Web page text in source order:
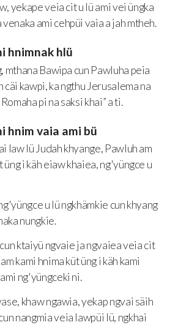
yekape veia cit u lü ami vei üngka
ami cehpüi vaia a jah mtheh.
hnimnak hlü
mthana Bawipa cun Pawluha peia
cäi kawpi, ka ngthu Jerusalema na
pi na saksi khai” a ti.
hnim vaia ami bü
law lü Judah khyange, Pawluh am
üng i käh eiaw khaiea, ng'yüngce u
u lü ngkhämkie cun khyang
nungkie.
ktaiyü ngvaie ja ngvaiea veia cit
kami hnima küt üng i käh kami
ng'yüngceki ni.
khaw ngawia, yekap ngvai säih
nangmia veia lawpüi lü, ngkhai